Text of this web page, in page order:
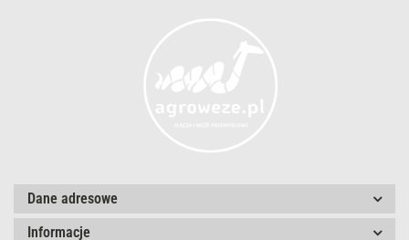
Dane adresowe
Informacje